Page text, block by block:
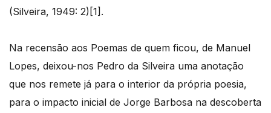
(Silveira, 1949: 2)[1].
Na recensão aos Poemas de quem ficou, de Manuel
Lopes, deixou-nos Pedro da Silveira uma anotação
que nos remete já para o interior da própria poesia,
para o impacto inicial de Jorge Barbosa na descoberta